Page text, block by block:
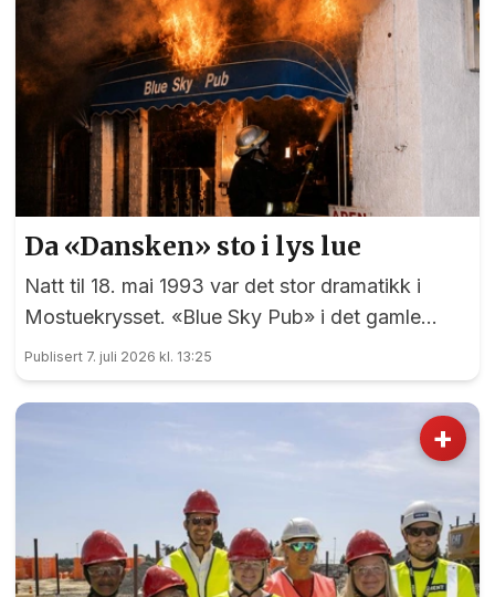
Da «Dansken» sto i lys lue
Natt til 18. mai 1993 var det stor dramatikk i
Mostuekrysset. «Blue Sky Pub» i det gamle
Autoimport-bygget sto plutselig i full fyr, og
vegg-i-vegg hadde Børselars sitt våpenlager.
Kunne det går bra?
Publisert 7. juli 2026 kl. 13:25
+